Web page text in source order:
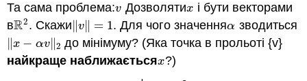
Та сама проблема:v
v Дозволятиx
x і бути векторами
вR2
R2. Скажи v∥ = 1
v‖ =1 . Для чого значенняα
α зводиться
∥x − αv∥ 2
x−α v‖2
до мінімуму? (Яка точка в прольоті {v}
найкраще наближаєтьсяx
x?)